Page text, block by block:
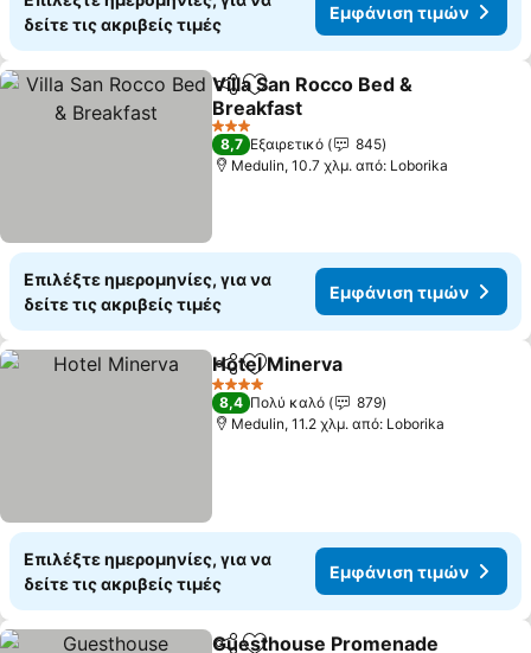
δείτε τις ακριβείς τιμές
Εμφάνιση τιμών
Κοινοποίηση
Προσθήκη στα αγαπημένα
Villa San Rocco Bed &
Breakfast
3 Αστέρια
8,7 Εξαιρετικό
845
Medulin, 10.7 χλμ. από: Loborika
Επιλέξτε ημερομηνίες, για να
δείτε τις ακριβείς τιμές
Εμφάνιση τιμών
Κοινοποίηση
Προσθήκη στα αγαπημένα
Hotel Minerva
4 Αστέρια
8,4 Πολύ καλό
879
Medulin, 11.2 χλμ. από: Loborika
Επιλέξτε ημερομηνίες, για να
δείτε τις ακριβείς τιμές
Εμφάνιση τιμών
Guesthouse Promenade